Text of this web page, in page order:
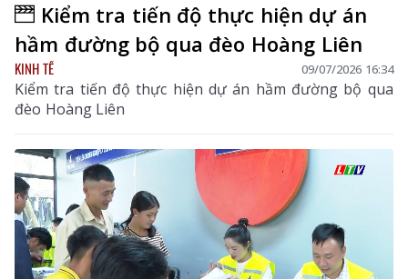
Kiểm tra tiến độ thực hiện dự án
hầm đường bộ qua đèo Hoàng Liên
KINH TẾ 09/07/2026 16:34
Kiểm tra tiến độ thực hiện dự án hầm đường bộ qua
đèo Hoàng Liên